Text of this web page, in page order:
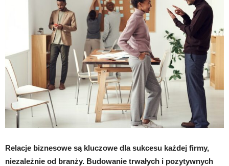
Relacje biznesowe są kluczowe dla sukcesu każdej firmy,
niezależnie od branży. Budowanie trwałych i pozytywnych